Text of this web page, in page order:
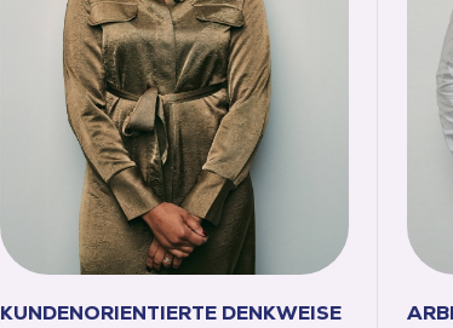
KUNDENORIENTIERTE DENKWEISE